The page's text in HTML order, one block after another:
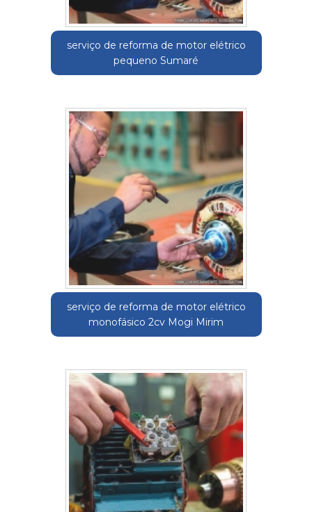
serviço de reforma de motor elétrico
pequeno Sumaré
serviço de reforma de motor elétrico
monofásico 2cv Mogi Mirim